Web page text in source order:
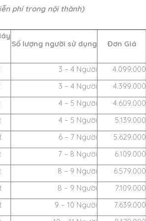
phí trong nội thành​)
Số lượng người sử dụng Đơn Giá
3 – 4 Người
4.099.000
3 – 4 Người
4.399.000
4 – 5 Người
4.609.000
4 – 5 Người
5.139.000
6 – 7 Người
5.629.000
7 – 8 Người
6.109.000
8 – 9 Người
6.579.000
8 – 9 Người
7.109.000
9 – 10 Người
7.639.000